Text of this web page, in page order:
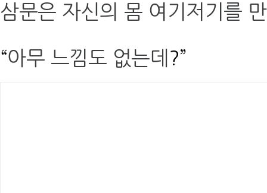
삼문은 자신의 몸 여기저기를
“아무 느낌도 없는데 ?”